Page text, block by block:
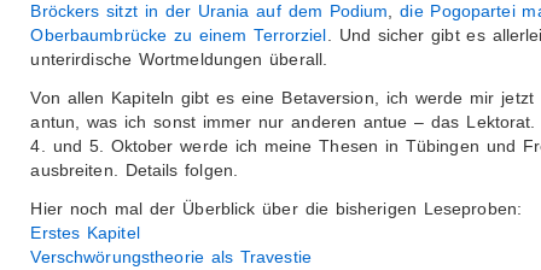
Bröckers sitzt in der Urania auf dem Podium ,die Pogopartei
Oberbaumbrücke zu einem Terrorziel . Und sicher gibt es
unterirdische Wortmeldungen überall.
Von allen Kapiteln gibt es eine Betaversion, ich werde mir jetzt
antun, was ich sonst immer nur anderen antue – das Lektorat.
4. und 5. Oktober werde ich meine Thesen in Tübingen und
ausbreiten. Details folgen.
Hier noch mal der Überblick über die bisherigen Leseproben:
Erstes Kapitel
Verschwörungstheorie als Travestie